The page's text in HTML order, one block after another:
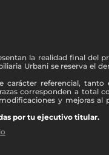
la realidad final
Urbani se reserva el
referencial,
corresponden a total
y mejoras al
por tu ejecutivo titular.